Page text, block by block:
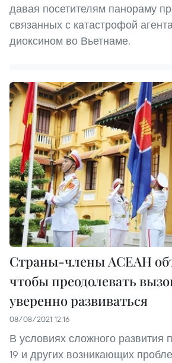
давая посетителям панораму
связанных с катастрофой
диоксином во Вьетнаме.
Страны-члены АСЕАН
чтобы преодолевать
уверенно развиваться
08/08/2021 12:16
В условиях сложного развития
19 и других возникающих